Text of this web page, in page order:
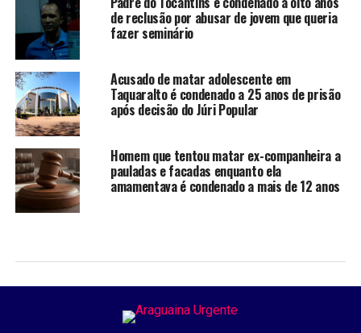
de reclusão por abusar de jovem que queria
fazer seminário
Acusado de matar adolescente em
Taquaralto é condenado a 25 anos de prisão
após decisão do Júri Popular
Homem que tentou matar ex-companheira a
pauladas e facadas enquanto ela
amamentava é condenado a mais de 12 anos